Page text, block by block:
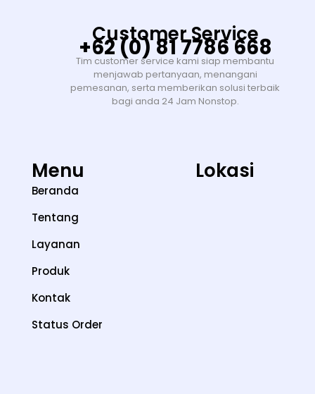
Customer Service
+62 (0) 81 7786 668
Tim customer service kami siap membantu
menjawab pertanyaan, menangani
pemesanan, serta memberikan solusi terbaik
bagi anda 24 Jam Nonstop.
Menu
Beranda
Tentang
Layanan
Produk
Kontak
Status Order
Lokasi